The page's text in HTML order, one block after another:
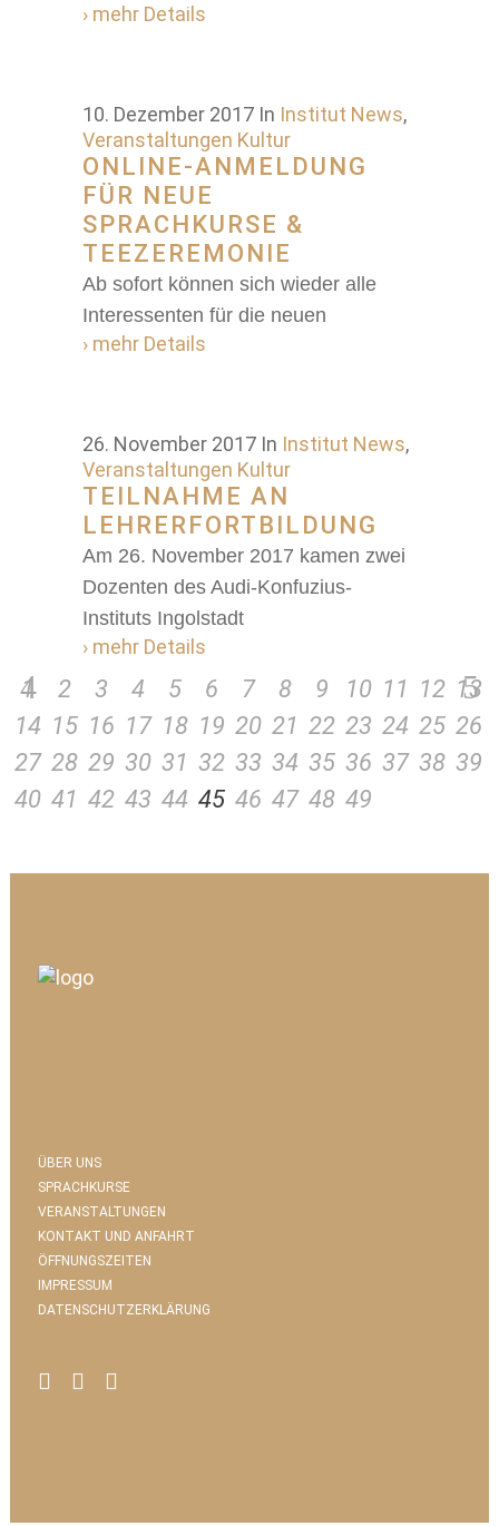
› mehr Details
10. Dezember 2017 In Institut News,
Veranstaltungen Kultur
ONLINE-ANMELDUNG
FÜR NEUE
SPRACHKURSE &
TEEZEREMONIE
Ab sofort können sich wieder alle
Interessenten für die neuen
› mehr Details
26. November 2017 In Institut News,
Veranstaltungen Kultur
TEILNAHME AN
LEHRERFORTBILDUNG
Am 26. November 2017 kamen zwei
Dozenten des Audi-Konfuzius-
Instituts Ingolstadt
› mehr Details
1 2 3 4 5 6 7 8 9 10 11 12 13
14 15 16 17 18 19 20 21 22 23 24 25 26
27 28 29 30 31 32 33 34 35 36 37 38 39
40 41 42 43 44 45 46 47 48 49
ÜBER UNS
SPRACHKURSE
VERANSTALTUNGEN
KONTAKT UND ANFAHRT
ÖFFNUNGSZEITEN
IMPRESSUM
DATENSCHUTZERKLÄRUNG